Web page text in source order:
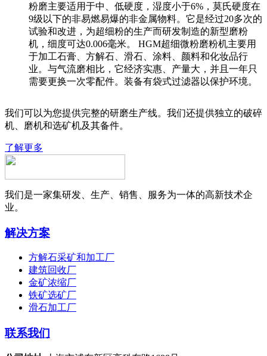
粉磨主要适用于中、低硬度，湿度小于6%，莫氏硬度在
9级以下的非易燃易爆的非金属物料。它是经过20多次的
试验和改进，为超细粉的生产而研发制造的新型磨粉
机，细度可达0.006毫米。 HGM超细微粉磨粉机主要用
于加工石膏、方解石、滑石、涂料、颜料和化妆品行
业。与气流磨相比，它经济实惠、产量大，并且一年只
需要更换一次零配件。装备有袋式过滤器以保护环境。
我们可以为您提供完整的研磨生产线。我们还提供独立的破碎
机、磨机和选矿机及其备件。
了解更多
我们是一家集研发、生产、销售、服务为一体的高新技术企
业。
解决方案
方解石采矿和加工厂
建筑回收厂
金矿浓缩厂
铁矿选矿厂
滑石加工厂
联系我们